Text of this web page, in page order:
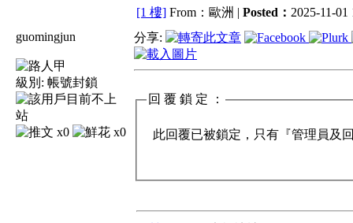
[1 樓] From：歐洲 | Posted： 2025-11-01
guomingjun
級別: 帳號封鎖
x0 x0
分享:
回 覆 鎖 定 ：
此回覆已被鎖定，只有『管理員及